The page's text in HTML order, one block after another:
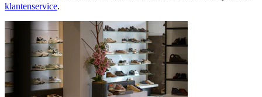
klantenservice.